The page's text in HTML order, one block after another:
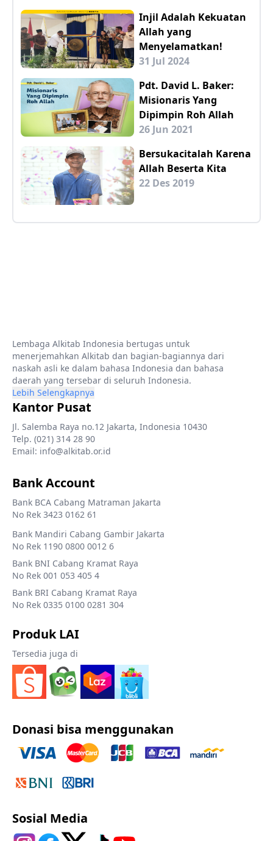
Injil Adalah Kekuatan
Allah yang
Menyelamatkan!
31 Jul 2024
Pdt. David L. Baker:
Misionaris Yang
Dipimpin Roh Allah
26 Jun 2021
Bersukacitalah Karena
Allah Beserta Kita
22 Des 2019
Lembaga Alkitab Indonesia bertugas untuk
menerjemahkan Alkitab dan bagian-bagiannya dari
naskah asli ke dalam bahasa Indonesia dan bahasa
daerah yang tersebar di seluruh Indonesia.
Lebih Selengkapnya
Kantor Pusat
Jl. Salemba Raya no.12 Jakarta, Indonesia 10430
Telp. (021) 314 28 90
Email: info@alkitab.or.id
Bank Account
Bank BCA Cabang Matraman Jakarta
No Rek 3423 0162 61
Bank Mandiri Cabang Gambir Jakarta
No Rek 1190 0800 0012 6
Bank BNI Cabang Kramat Raya
No Rek 001 053 405 4
Bank BRI Cabang Kramat Raya
No Rek 0335 0100 0281 304
Produk LAI
Tersedia juga di
Donasi bisa menggunakan
Sosial Media